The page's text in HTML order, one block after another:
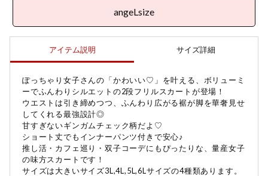
angeLsize
アイテム説明
ぽっちゃり女子さんの「かわいい♡」を叶える、ボリューミ
ーでふんわりシルエットの2段フリルスカートが登場！
ウエストは引き締めつつ、ふんわり広がる裾が脚を華奢見せ
してくれる最強設計◎
甘すぎないギンガムチェック柄だよ♡
ショート丈でもインナーパンツ付きで安心♪
推し活・カフェ巡り・双子コーデにもぴったりな、量産女子
の味方スカートです！
サイズは大きいサイズ3L,4L,5L,6Lサイズの4種類あります。
サイズ詳細
サイズ 3L 4L
総丈
ウエスト 78-92 86-102
裾巾 242 252